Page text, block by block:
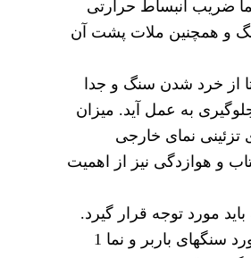
ضریب انبساط حرارتی
و همچنین ملات پشت آن
از خرد شدن سنگ و جدا
به عمل آید. میزان
تزئینی نمای خارجی
و هوازدگی نیز از اهمیت
مورد توجه قرار گیرد.
سنگ در آب، در مورد سنگهای باربر و نما 1